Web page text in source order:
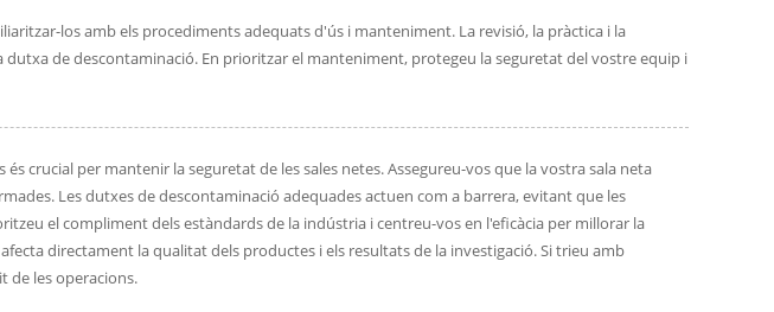
los amb els procediments adequats d'ús i manteniment. La revisió, la pràctica i la
dutxa de descontaminació. En prioritzar el manteniment, protegeu la seguretat del vostre equip i
crucial per mantenir la seguretat de les sales netes. Assegureu-vos que la vostra sala neta
Les dutxes de descontaminació adequades actuen com a barrera, evitant que les
el compliment dels estàndards de la indústria i centreu-vos en l'eficàcia per millorar la
directament la qualitat dels productes i els resultats de la investigació. Si trieu amb
de les operacions.